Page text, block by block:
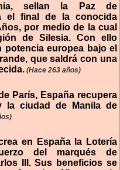
sellan la Paz de
el final de la conocida
por medio de la cual
de Silesia. Con ello
europea bajo el
que saldrá con una
(Hace 263 años)
París, España recupera
la ciudad de Manila de
en España la Lotería
del marqués de
III. Sus beneficios se